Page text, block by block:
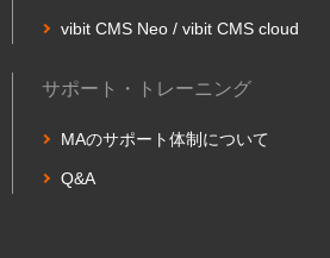
vibit CMS Neo / vibit CMS cloud
サポート・トレーニング
MAのサポート体制について
Q&A